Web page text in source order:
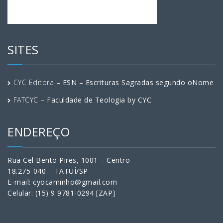
SITES
CYC Editora – ESN – Escrituras Sagradas segundo oNome
FATCYC – Faculdade de Teologia by CYC
ENDEREÇO
Rua Cel Bento Pires, 1001 – Centro
18.275-040 – TATUÍ/SP
E-mail: cyocaminho@gmail.com
Celular: (15) 9 9781-0294 [ZAP]